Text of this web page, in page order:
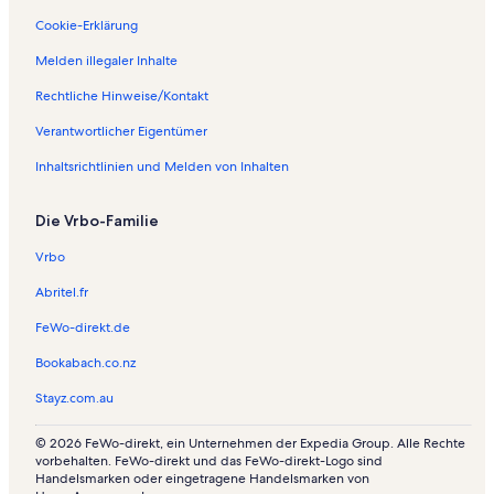
y
i
S
n
l
s
w
o
n
n
e
i
C
a
a
a
n
w
h
u
g
n
n
t
c
m
a
Cookie-Erklärung
Melden illegaler Inhalte
Rechtliche Hinweise/Kontakt
Verantwortlicher Eigentümer
Inhaltsrichtlinien und Melden von Inhalten
Die Vrbo-Familie
Vrbo
Abritel.fr
FeWo-direkt.de
Bookabach.co.nz
Stayz.com.au
© 2026 FeWo-direkt, ein Unternehmen der Expedia Group. Alle Rechte
vorbehalten. FeWo-direkt und das FeWo-direkt-Logo sind
Handelsmarken oder eingetragene Handelsmarken von